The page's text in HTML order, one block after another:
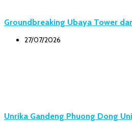
Groundbreaking Ubaya Tower
27/07/2026
Unrika Gandeng Phuong Dong